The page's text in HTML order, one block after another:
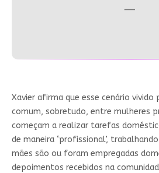
Xavier afirma que esse cenário vivido
comum, sobretudo, entre mulheres
começam a realizar tarefas
de maneira ‘profissional’,
mães são ou foram empregadas
depoimentos recebidos na